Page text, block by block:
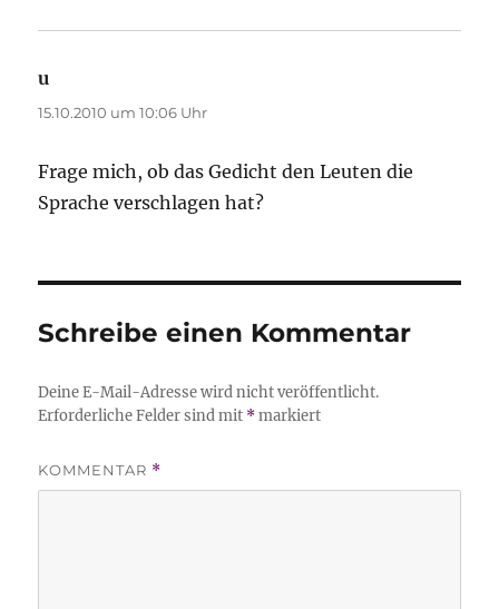
u
15.10.2010 um 10:06 Uhr
Frage mich, ob das Gedicht den Leuten die
Sprache verschlagen hat?
Schreibe einen Kommentar
Deine E-Mail-Adresse wird nicht veröffentlicht.
Erforderliche Felder sind mit *markiert
KOMMENTAR *